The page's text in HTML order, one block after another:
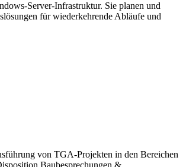
Server-Infrastruktur. Sie planen und
für wiederkehrende Abläufe und
von TGA-Projekten in den Bereichen